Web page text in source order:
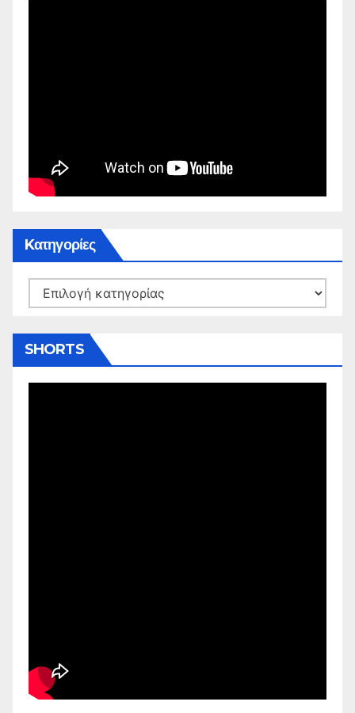
Kατηγορίες
Kατηγορίες
SHORTS